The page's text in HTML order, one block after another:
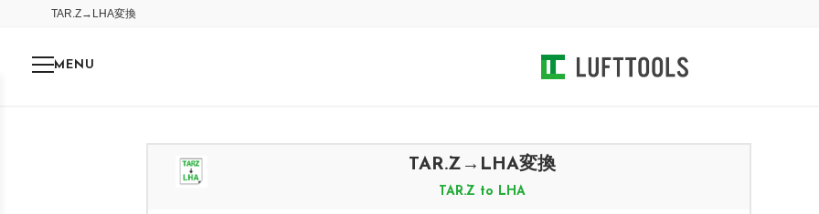
TAR.Z→ LHA変換
MENU
TAR.Z → LHA変換
TAR.Z to LHA